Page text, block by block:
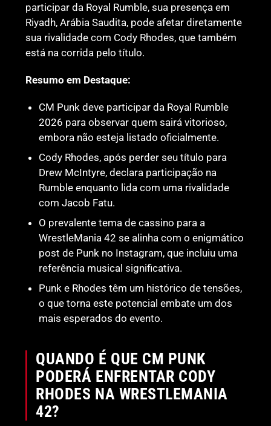
participar da Royal Rumble, sua presença em
Riyadh, Arábia Saudita, pode afetar diretamente
sua rivalidade com Cody Rhodes, que também
está na corrida pelo título.
Resumo em Destaque:
CM Punk deve participar da Royal Rumble
2026 para observar quem sairá vitorioso,
embora não esteja listado oficialmente.
Cody Rhodes, após perder seu título para
Drew McIntyre, declara participação na
Rumble enquanto lida com uma rivalidade
com Jacob Fatu.
O prevalente tema de cassino para a
WrestleMania 42 se alinha com o enigmático
post de Punk no Instagram, que incluiu uma
referência musical significativa.
Punk e Rhodes têm um histórico de tensões,
o que torna este potencial embate um dos
mais esperados do evento.
QUANDO É QUE CM PUNK
PODERÁ ENFRENTAR CODY
RHODES NA WRESTLEMANIA
42?